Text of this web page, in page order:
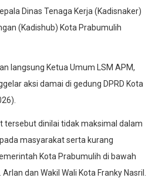
Dinas Tenaga Kerja (Kadisnaker)
(Kadishub) Kota Prabumulih
langsung Ketua Umum LSM APM,
aksi damai di gedung DPRD Kota
tersebut dinilai tidak maksimal dalam
masyarakat serta kurang
Kota Prabumulih di bawah
dan Wakil Wali Kota Franky Nasril.